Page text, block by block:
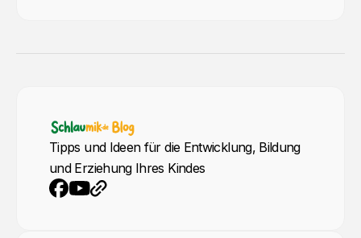
Tipps und Ideen für die Entwicklung, Bildung
und Erziehung Ihres Kindes